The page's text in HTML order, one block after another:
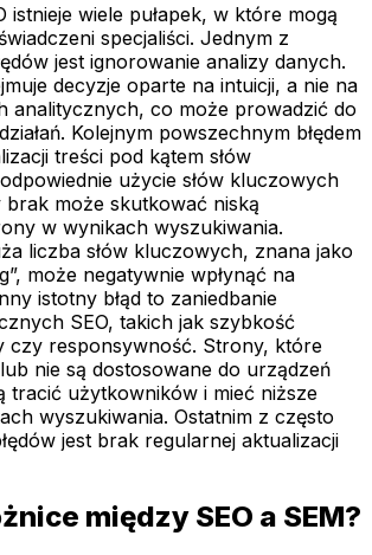
istnieje wiele pułapek, w które mogą
specjaliści. Jednym z
jest ignorowanie analizy danych.
decyzje oparte na intuicji, a nie na
analitycznych, co może prowadzić do
Kolejnym powszechnym błędem
treści pod kątem słów
użycie słów kluczowych
brak może skutkować niską
w wynikach wyszukiwania.
liczba słów kluczowych, znana jako
może negatywnie wpłynąć na
istotny błąd to zaniedbanie
SEO, takich jak szybkość
czy responsywność. Strony, które
nie są dostosowane do urządzeń
tracić użytkowników i mieć niższe
wyszukiwania. Ostatnim z często
jest brak regularnej aktualizacji
między SEO a SEM?